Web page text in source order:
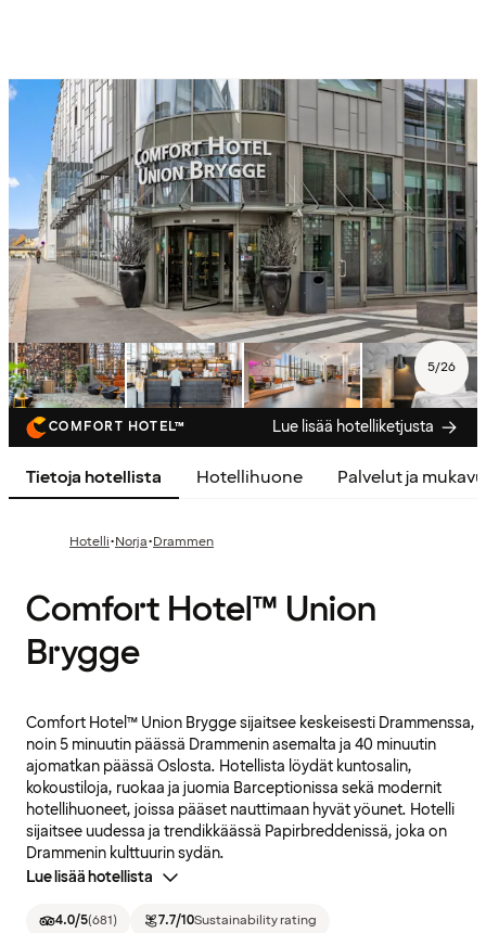
5/26
COMFORT HOTEL™ Lue lisää hotelliketjusta
Tietoja hotellista Hotellihuone Palvelut ja
Hotelli·Norja·Drammen
Comfort Hotel™ Union
Brygge
Comfort Hotel™ Union Brygge sijaitsee keskeisesti Drammenssa,
noin 5 minuutin päässä Drammenin asemalta ja 40 minuutin
ajomatkan päässä Oslosta. Hotellista löydät kuntosalin,
kokoustiloja, ruokaa ja juomia Barceptionissa sekä modernit
hotellihuoneet, joissa pääset nauttimaan hyvät yöunet. Hotelli
sijaitsee uudessa ja trendikkäässä Papirbreddenissä, joka on
Drammenin kulttuurin sydän.
Lue lisää hotellista
4.0/5(681) 7.7/10Sustainability rating